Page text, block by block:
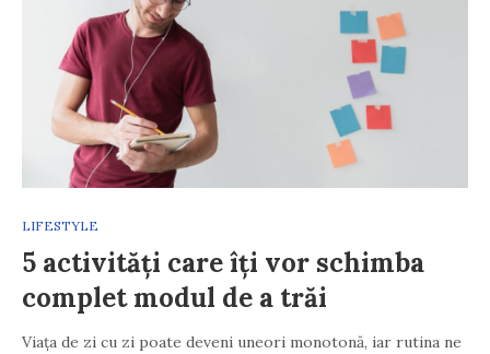
LIFESTYLE
5 activități care îți vor schimba
complet modul de a trăi
Viața de zi cu zi poate deveni uneori monotonă, iar rutina ne